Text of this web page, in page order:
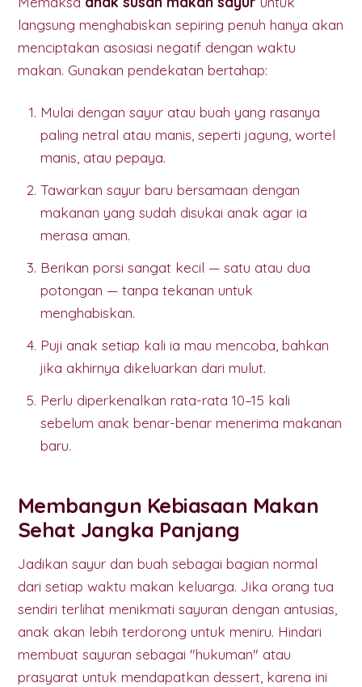
langsung menghabiskan sepiring penuh hanya akan
menciptakan asosiasi negatif dengan waktu
makan. Gunakan pendekatan bertahap:
Mulai dengan sayur atau buah yang rasanya
paling netral atau manis, seperti jagung, wortel
manis, atau pepaya.
Tawarkan sayur baru bersamaan dengan
makanan yang sudah disukai anak agar ia
merasa aman.
Berikan porsi sangat kecil — satu atau dua
potongan — tanpa tekanan untuk
menghabiskan.
Puji anak setiap kali ia mau mencoba, bahkan
jika akhirnya dikeluarkan dari mulut.
Perlu diperkenalkan rata-rata 10–15 kali
sebelum anak benar-benar menerima makanan
baru.
Membangun Kebiasaan Makan
Sehat Jangka Panjang
Jadikan sayur dan buah sebagai bagian normal
dari setiap waktu makan keluarga. Jika orang tua
sendiri terlihat menikmati sayuran dengan antusias,
anak akan lebih terdorong untuk meniru. Hindari
membuat sayuran sebagai "hukuman" atau
prasyarat untuk mendapatkan dessert, karena ini